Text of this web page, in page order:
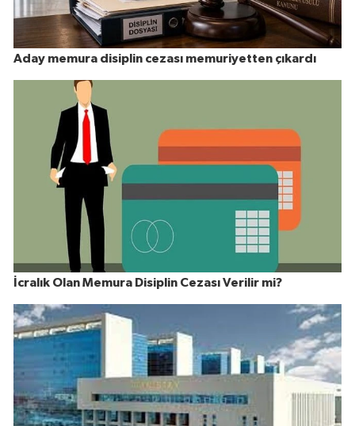
Aday memura disiplin cezası memuriyetten çıkardı
İcralık Olan Memura Disiplin Cezası Verilir mi?